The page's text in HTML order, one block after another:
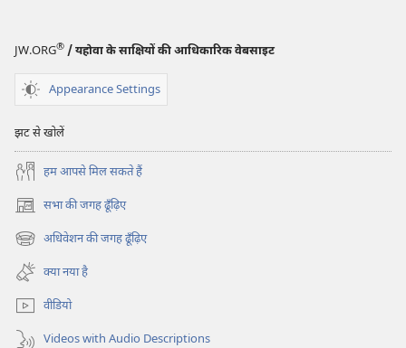
JW.ORG® / यहोवा के साक्षियों की आधिकारिक वेबसाइट
Appearance Settings
झट से खोलें
हम आपसे मिल सकते हैं
सभा की जगह ढूँढ़िए
(opens
new
window)
अधिवेशन की जगह ढूँढ़िए
(opens
new
window)
क्या नया है
वीडियो
Videos with Audio Descriptions